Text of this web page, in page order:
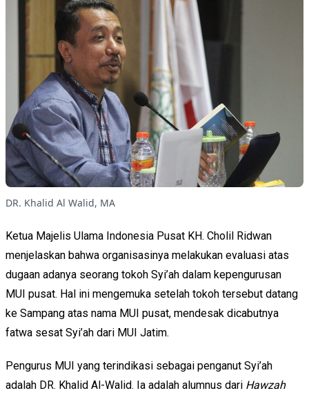
DR. Khalid Al Walid, MA
Ketua Majelis Ulama Indonesia Pusat KH. Cholil Ridwan
menjelaskan bahwa organisasinya melakukan evaluasi atas
dugaan adanya seorang tokoh Syi’ah dalam kepengurusan
MUI pusat. Hal ini mengemuka setelah tokoh tersebut datang
ke Sampang atas nama MUI pusat, mendesak dicabutnya
fatwa sesat Syi’ah dari MUI Jatim.
Pengurus MUI yang terindikasi sebagai penganut Syi’ah
adalah DR. Khalid Al-Walid. Ia adalah alumnus dari Hawzah